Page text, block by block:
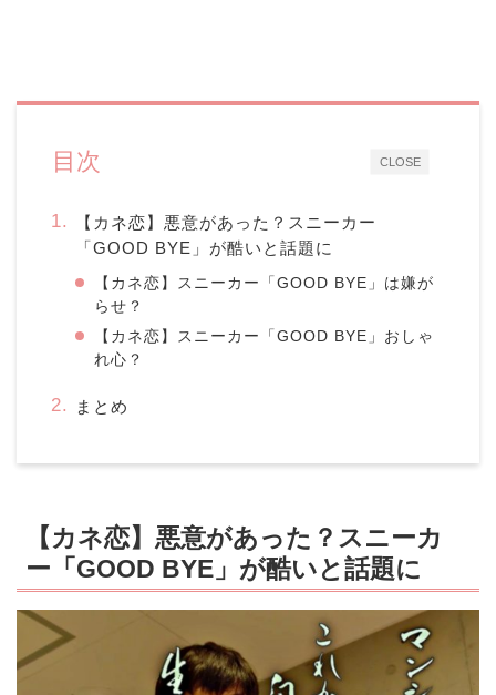
CLOSE
目次
【カネ恋】悪意があった？スニーカー
「GOOD BYE」が酷いと話題に
【カネ恋】スニーカー「GOOD BYE」は嫌が
らせ？
【カネ恋】スニーカー「GOOD BYE」おしゃ
れ心？
まとめ
【カネ恋】悪意があった？スニーカ
ー「GOOD BYE」が酷いと話題に